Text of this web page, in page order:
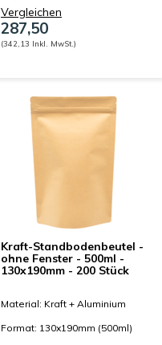
Vergleichen
287,50
(342,13 Inkl. MwSt.)
Kraft-Standbodenbeutel -
ohne Fenster - 500ml -
130x190mm - 200 Stück
Material: Kraft + Aluminium
Format: 130x190mm (500ml)